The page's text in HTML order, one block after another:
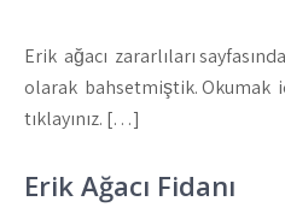
Erik ağacı zararlıları
olarak bahsetmiştik. Okumak
tıklayınız. […]
Erik Ağacı Fidanı